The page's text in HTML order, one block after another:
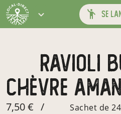
se
ravioli bûche de
chèvre
7,50 € / Sachet de